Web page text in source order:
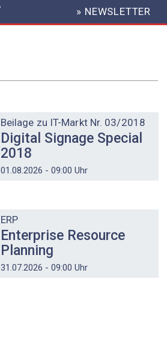
HEADER
MENU
» NEWSLETTER
Beilage zu IT-Markt Nr. 03/2018
Digital Signage Special
2018
01.08.2026 - 09:00 Uhr
ERP
Enterprise Resource
Planning
31.07.2026 - 09:00 Uhr